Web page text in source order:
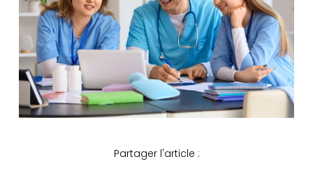
Partager l'article :